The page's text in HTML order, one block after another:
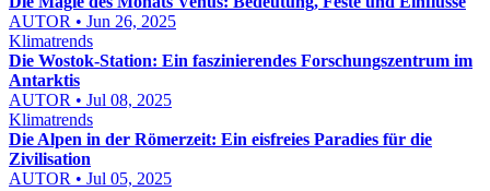
AUTOR • Jun 26, 2025
Klimatrends
Die Wostok-Station: Ein faszinierendes Forschungszentrum im
Antarktis
AUTOR • Jul 08, 2025
Klimatrends
Die Alpen in der Römerzeit: Ein eisfreies Paradies für die
Zivilisation
AUTOR • Jul 05, 2025